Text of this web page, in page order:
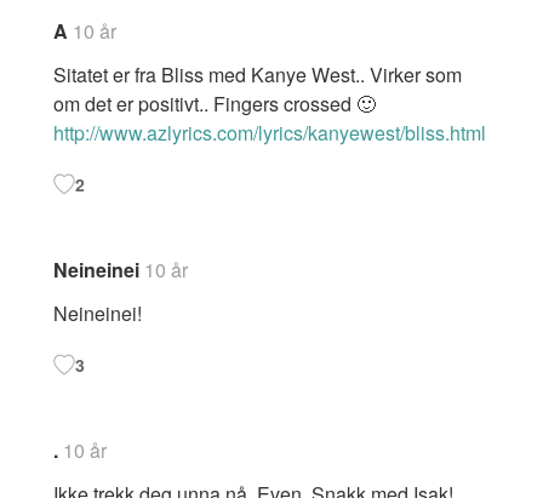
A 10 år
Sitatet er fra Bliss med Kanye West.. Virker som
om det er positivt.. Fingers crossed 🙂
http://www.azlyrics.com/lyrics/kanyewest/bliss.html
2
Neineinei 10 år
Neineinei!
3
. 10 år